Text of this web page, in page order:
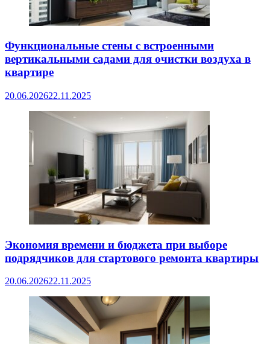
Функциональные стены с встроенными
вертикальными садами для очистки воздуха в
квартире
20.06.202622.11.2025
Экономия времени и бюджета при выборе
подрядчиков для стартового ремонта квартиры
20.06.202622.11.2025